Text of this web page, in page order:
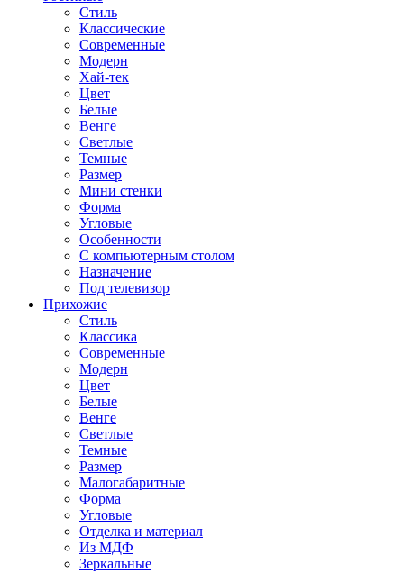
Стиль
Классические
Современные
Модерн
Хай-тек
Цвет
Белые
Венге
Светлые
Темные
Размер
Мини стенки
Форма
Угловые
Особенности
С компьютерным столом
Назначение
Под телевизор
Прихожие
Стиль
Классика
Современные
Модерн
Цвет
Белые
Венге
Светлые
Темные
Размер
Малогабаритные
Форма
Угловые
Отделка и материал
Из МДФ
Зеркальные